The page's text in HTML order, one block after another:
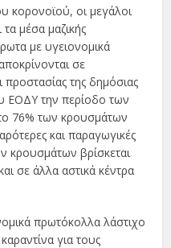
κορονοϊού, οι μεγάλοι
μέσα μαζικής
με υγειονομικά
σε
της δημόσιας
ΕΟΔΥ την περίοδο των
76% των κρουσμάτων
και παραγωγικές
κρουσμάτων βρίσκεται
σε άλλα αστικά κέντρα
πρωτόκολλα λάστιχο
για τους